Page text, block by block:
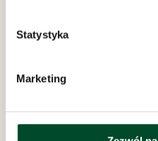
Statystyka
Marketing
Odwiedziny w Domu